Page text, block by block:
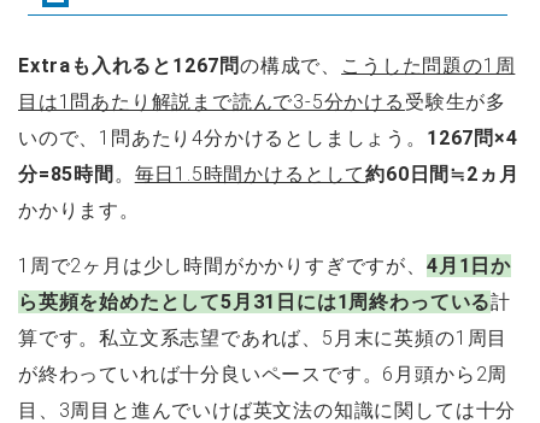
Extraも入れると1267問の構成で、 こうした問題の1周
目は1問あたり解説まで読んで3-5分かける 受験生が多
いので、1問あたり4分かけるとしましょう。 1267問×4
分=85時間 。 毎日1.5時間かけるとして約60日間≒2ヵ月
かかります。
1周で2ヶ月は少し時間がかかりすぎですが、 4月1日か
ら英頻を始めたとして5月31日には1周終わっている計
算です。私立文系志望であれば、5月末に英頻の1周目
が終わっていれば十分良いペースです。6月頭から2周
目、3周目と進んでいけば英文法の知識に関しては十分